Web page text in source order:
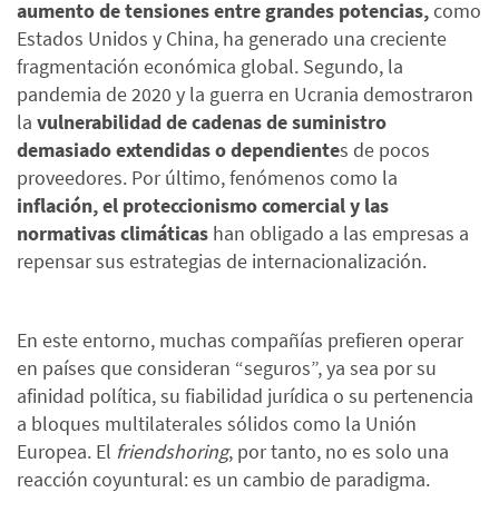
aumento de tensiones entre grandes potencias,como
Estados Unidos y China, ha generado una creciente
fragmentación económica global. Segundo, la
pandemia de 2020 y la guerra en Ucrania demostraron
la vulnerabilidad de cadenas de suministro
demasiado extendidas o dependientes de pocos
proveedores. Por último, fenómenos como la
inflación, el proteccionismo comercial y las
normativas climáticas han obligado a las empresas a
repensar sus estrategias de internacionalización.
En este entorno, muchas compañías prefieren operar
en países que consideran “seguros”, ya sea por su
afinidad política, su fiabilidad jurídica o su pertenencia
a bloques multilaterales sólidos como la Unión
Europea. El friendshoring, por tanto, no es solo una
reacción coyuntural: es un cambio de paradigma.